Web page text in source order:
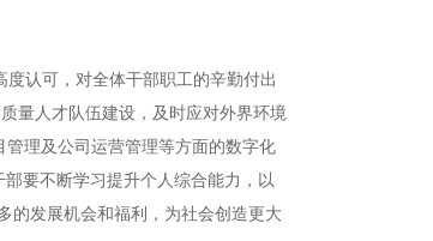
认可，对全体干部职工的辛勤付出
量人才队伍建设，及时应对外界环境
理及公司运营管理等方面的数字化
要不断学习提升个人综合能力，以
的发展机会和福利，为社会创造更大